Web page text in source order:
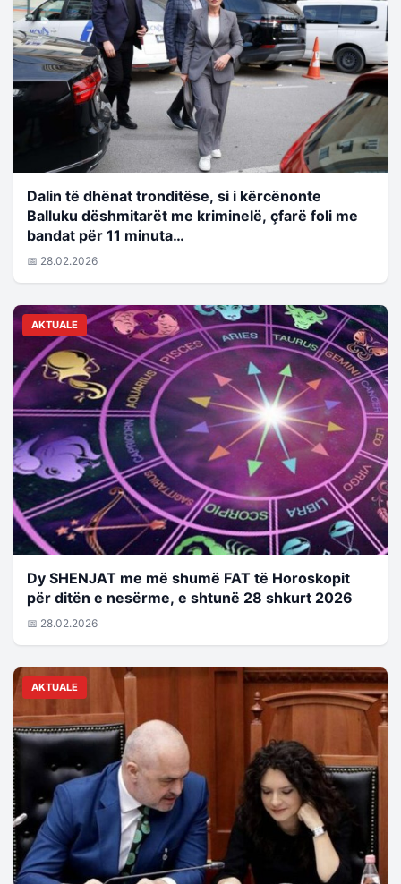
Dalin të dhënat tronditëse, si i kërcënonte
Balluku dëshmitarët me kriminelë, çfarë foli me
bandat për 11 minuta…
📅 28.02.2026
AKTUALE
Dy SHENJAT me më shumë FAT të Horoskopit
për ditën e nesërme, e shtunë 28 shkurt 2026
📅 28.02.2026
AKTUALE